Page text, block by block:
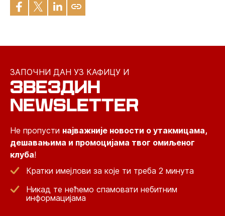
ЗАПОЧНИ ДАН УЗ КАФИЦУ И
ЗВЕЗДИН
NEWSLETTER
Не пропусти најважније новости о утакмицама,
дешавањима и промоцијама твог омиљеног
клуба!
Кратки имејлови за које ти треба 2 минута
Никад те нећемо спамовати небитним
информацијама